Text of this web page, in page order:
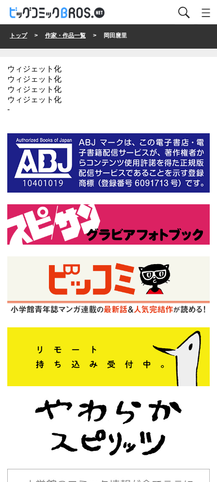
トップ> 作家・作品一覧 > 岡田麿里
ウィジェット化
ウィジェット化
ウィジェット化
ウィジェット化
-